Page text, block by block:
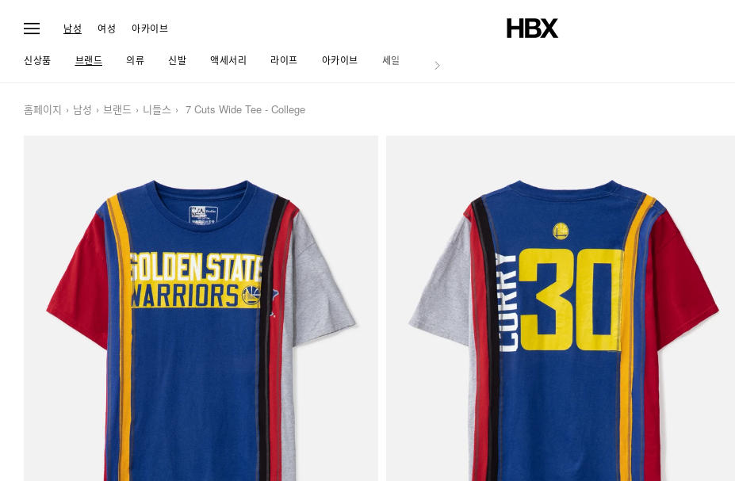
남성 여성 아카이브
신상품 브랜드 의류 신발 액세서리 라이프 아카이브 세일 저널
홈페이지 남성 브랜드 니들스 7 Cuts Wide Tee - College